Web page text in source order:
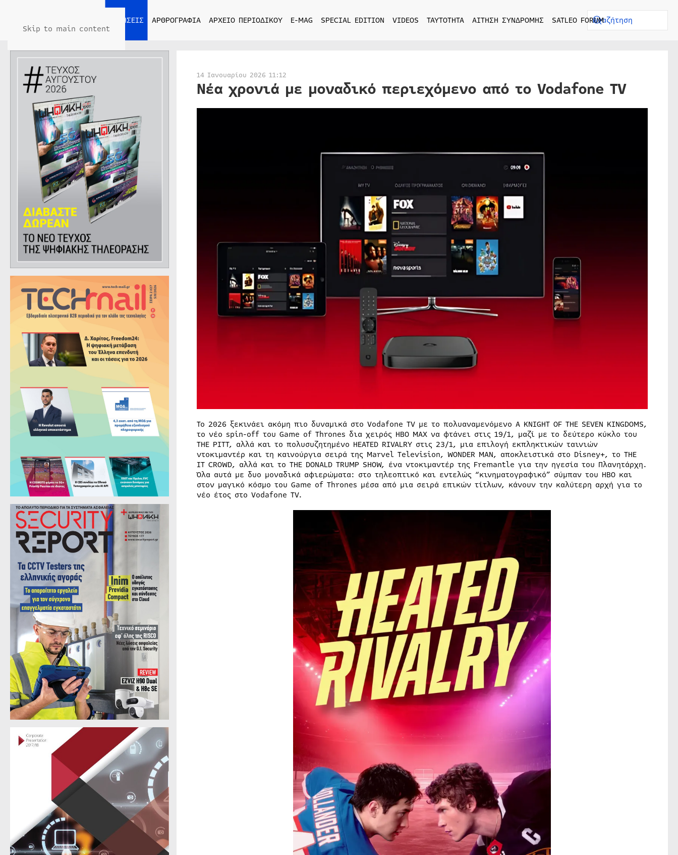
Skip to main content
ΕΙΔΗΣΕΙΣ ΑΡΘΡΟΓΡΑΦΙΑ ΑΡΧΕΙΟ ΠΕΡΙΟΔΙΚΟΥ E-MAG SPECIAL EDITION VIDEOS ΤΑΥΤΟΤΗΤΑ ΑΙΤΗΣΗ ΣΥΝΔΡΟΜΗΣ SATLEO FORUM
14 Ιανουαρίου 2026 11:12
Νέα χρονιά με μοναδικό περιεχόμενο από το Vodafone TV
Το 2026 ξεκινάει ακόμη πιο δυναμικά στο Vodafone TV με το πολυαναμενόμενο A KNIGHT OF THE SEVEN KINGDOMS,
το νέο spin-off του Game of Thrones δια χειρός ΗΒΟ ΜΑΧ να φτάνει στις 19/1, μαζί με το δεύτερο κύκλο του
THE PITT, αλλά και το πολυσυζητημένο HEATED RIVALRY στις 23/1, μια επιλογή εκπληκτικών ταινιών
ντοκιμαντέρ και τη καινούργια σειρά της Marvel Television, WONDER MAN, αποκλειστικά στο Disney+, το THE
IT CROWD, αλλά και το THE DONALD TRUMP SHOW, ένα ντοκιμαντέρ της Fremantle για την ηγεσία του Πλανητάρχη.
Όλα αυτά με δυο μοναδικά αφιερώματα: στο τηλεοπτικό και εντελώς “κινηματογραφικό” σύμπαν του ΗΒΟ και
στον μαγικό κόσμο του Game of Thrones μέσα από μια σειρά επικών τίτλων, κάνουν την καλύτερη αρχή για το
νέο έτος στο Vodafone TV.